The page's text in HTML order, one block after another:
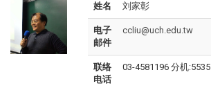
姓名 刘家彰
电子
邮件
ccliu@uch.edu.tw
联络
电话
03-4581196 分机:5535